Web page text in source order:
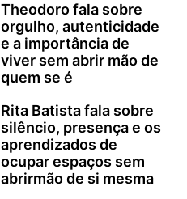
Theodoro fala sobre
orgulho, autenticidade
e a importância de
viver sem abrir mão de
quem se é
Rita Batista fala sobre
silêncio, presença e os
aprendizados de
ocupar espaços sem
abrirmão de si mesma